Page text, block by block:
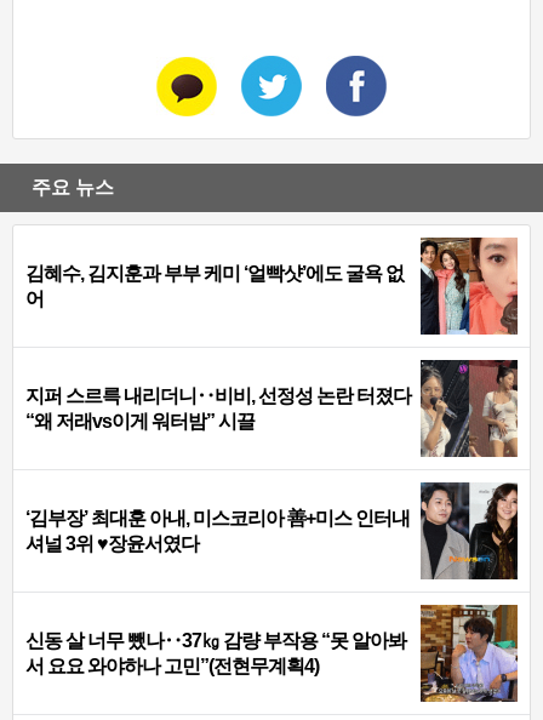
주요 뉴스
김혜수, 김지훈과 부부 케미 ‘얼빡샷’에도 굴욕 없
어
지퍼 스르륵 내리더니‥비비, 선정성 논란 터졌다
“왜 저래vs이게 워터밤” 시끌
‘김부장’ 최대훈 아내, 미스코리아 善+미스 인터내
셔널 3위 ♥장윤서였다
신동 살 너무 뺐나‥37㎏ 감량 부작용 “못 알아봐
서 요요 와야하나 고민”(전현무계획4)